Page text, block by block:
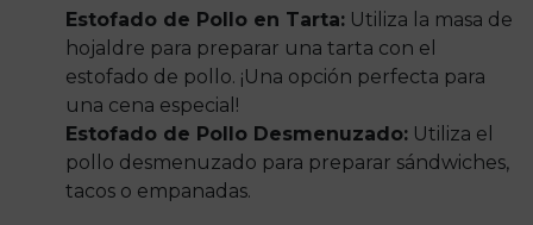
Estofado de Pollo en Tarta: Utiliza la masa de
hojaldre para preparar una tarta con el
estofado de pollo. ¡Una opción perfecta para
una cena especial!
Estofado de Pollo Desmenuzado: Utiliza el
pollo desmenuzado para preparar sándwiches,
tacos o empanadas.